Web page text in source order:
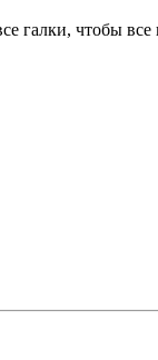
галки, чтобы